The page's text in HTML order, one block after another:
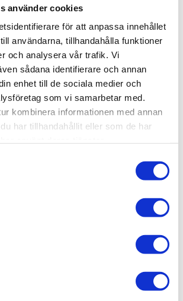
använder cookies
för att anpassa innehållet
användarna, tillhandahålla funktioner
och analysera vår trafik. Vi
sådana identifierare och annan
enhet till de sociala medier och
som vi samarbetar med.
kombinera informationen med annan
har tillhandahållit eller som de har
i maj 2025 - allt du behöver veta om